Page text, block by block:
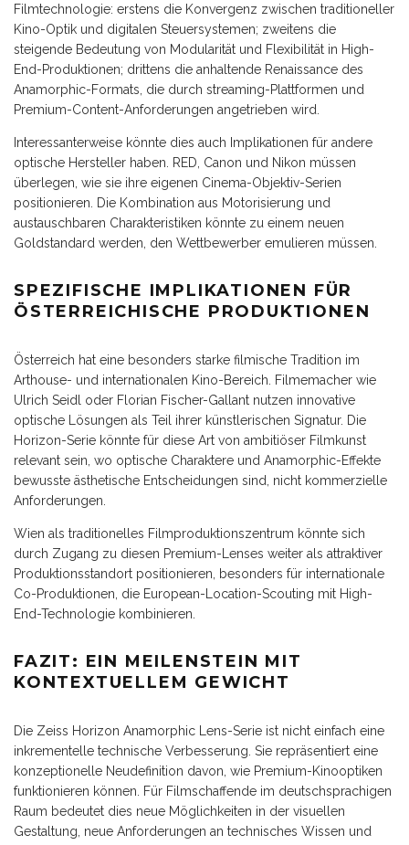
Filmtechnologie: erstens die Konvergenz zwischen traditioneller
Kino-Optik und digitalen Steuersystemen; zweitens die
steigende Bedeutung von Modularität und Flexibilität in High-
End-Produktionen; drittens die anhaltende Renaissance des
Anamorphic-Formats, die durch streaming-Plattformen und
Premium-Content-Anforderungen angetrieben wird.
Interessanterweise könnte dies auch Implikationen für andere
optische Hersteller haben. RED, Canon und Nikon müssen
überlegen, wie sie ihre eigenen Cinema-Objektiv-Serien
positionieren. Die Kombination aus Motorisierung und
austauschbaren Charakteristiken könnte zu einem neuen
Goldstandard werden, den Wettbewerber emulieren müssen.
SPEZIFISCHE IMPLIKATIONEN FÜR
ÖSTERREICHISCHE PRODUKTIONEN
Österreich hat eine besonders starke filmische Tradition im
Arthouse- und internationalen Kino-Bereich. Filmemacher wie
Ulrich Seidl oder Florian Fischer-Gallant nutzen innovative
optische Lösungen als Teil ihrer künstlerischen Signatur. Die
Horizon-Serie könnte für diese Art von ambitiöser Filmkunst
relevant sein, wo optische Charaktere und Anamorphic-Effekte
bewusste ästhetische Entscheidungen sind, nicht kommerzielle
Anforderungen.
Wien als traditionelles Filmproduktionszentrum könnte sich
durch Zugang zu diesen Premium-Lenses weiter als attraktiver
Produktionsstandort positionieren, besonders für internationale
Co-Produktionen, die European-Location-Scouting mit High-
End-Technologie kombinieren.
FAZIT: EIN MEILENSTEIN MIT
KONTEXTUELLEM GEWICHT
Die Zeiss Horizon Anamorphic Lens-Serie ist nicht einfach eine
inkrementelle technische Verbesserung. Sie repräsentiert eine
konzeptionelle Neudefinition davon, wie Premium-Kinooptiken
funktionieren können. Für Filmschaffende im deutschsprachigen
Raum bedeutet dies neue Möglichkeiten in der visuellen
Gestaltung, neue Anforderungen an technisches Wissen und